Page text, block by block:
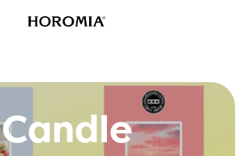
Candle